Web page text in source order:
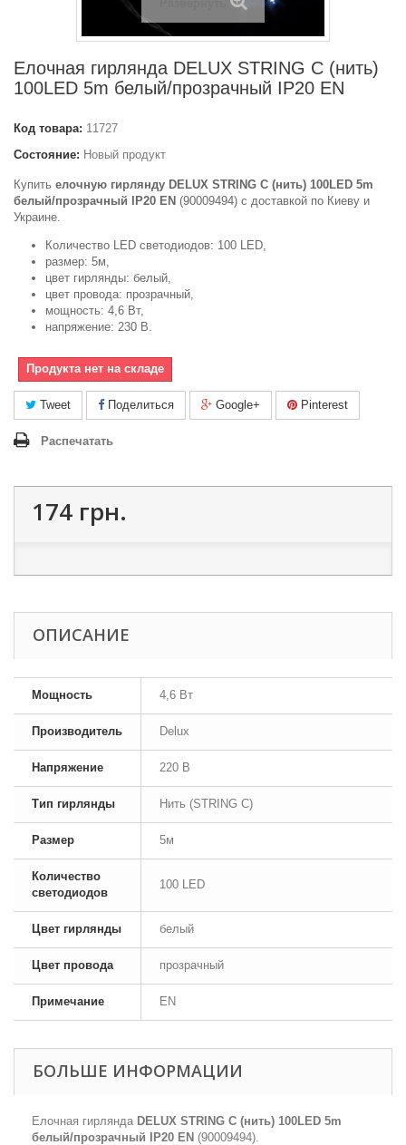
Елочная гирлянда DELUX STRING С (нить)
100LED 5m белый/прозрачный IP20 EN
Код товара: 11727
Состояние: Новый продукт
Купить елочную гирлянду DELUX STRING С (нить) 100LED 5m
белый/прозрачный IP20 EN (90009494) c доставкой по Киеву и
Украине.
Количество LED светодиодов: 100 LED,
размер: 5м,
цвет гирлянды: белый,
цвет провода: прозрачный,
мощность: 4,6 Вт,
напряжение: 230 В.
Продукта нет на складе
Tweet Поделиться Google+ Pinterest
Распечатать
174 грн.
ОПИСАНИЕ
Мощность 4,6 Вт
Производитель Delux
Напряжение 220 В
Тип гирлянды Нить (STRING C)
Размер 5м
Количество
светодиодов
100 LED
Цвет гирлянды белый
Цвет провода прозрачный
Примечание EN
БОЛЬШЕ ИНФОРМАЦИИ
Елочная гирлянда DELUX STRING С (нить) 100LED 5m
белый/прозрачный IP20 EN (90009494).